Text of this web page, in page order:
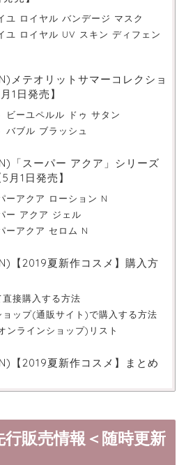
ユ ロイヤル バンデージ マスク
ユ ロイヤル UV スキン ディフェン
メテオリットサマーコレクショ
1日発売】
ビーユペルル ドゥ サタン
バブル ブラッシュ
「スーパー アクア」シリーズ
月1日発売】
ーアクア ローション N
ー アクア ジェル
ーアクア セロム N
【2019夏新作コスメ】購入方
接購入する方法
ョップ(通販サイト)で購入する方法
ンラインショップ)リスト
【2019夏新作コスメ】まとめ
販売情報＜随時更新